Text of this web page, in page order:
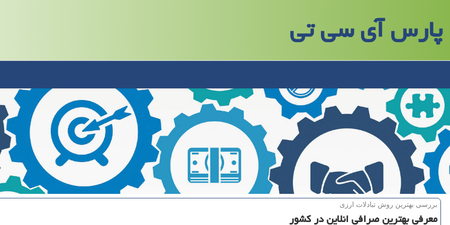
پارس آی سی تی
بررسی بهترین روش تبادلات ارزی
معرفی بهترین صرافی انلاین در كشور